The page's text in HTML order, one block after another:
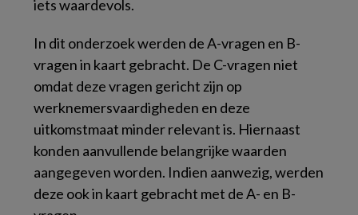
iets waardevols.
In dit onderzoek werden de A-vragen en B-
vragen in kaart gebracht. De C-vragen niet
omdat deze vragen gericht zijn op
werknemersvaardigheden en deze
uitkomstmaat minder relevant is. Hiernaast
konden aanvullende belangrijke waarden
aangegeven worden. Indien aanwezig, werden
deze ook in kaart gebracht met de A- en B-